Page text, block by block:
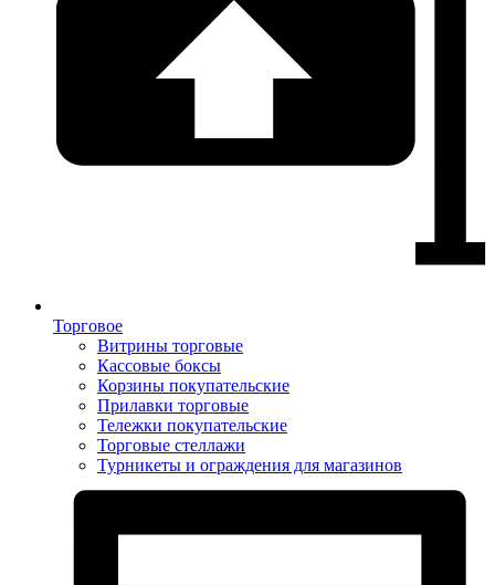
Торговое
Витрины торговые
Кассовые боксы
Корзины покупательские
Прилавки торговые
Тележки покупательские
Торговые стеллажи
Турникеты и ограждения для магазинов